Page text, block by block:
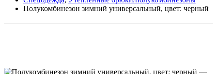
Полукомбинезон зимний универсальный, цвет: черный